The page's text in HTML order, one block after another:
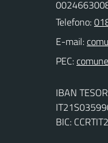
Telefono:
E-mail:
PEC:
IBAN
BIC: